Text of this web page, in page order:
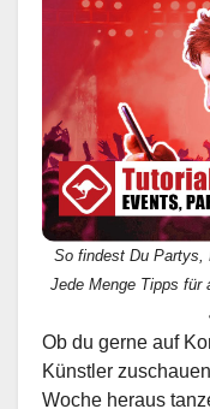
So findest Du Partys,
Jede Menge Tipps für
Ob du gerne auf
Künstler
Woche heraus